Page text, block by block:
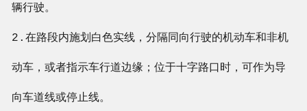
辆行驶。
2.在路段内施划白色实线，分隔同向行驶的机动车和非机
动车，或者指示车行道边缘；位于十字路口时，可作为导
向车道线或停止线。